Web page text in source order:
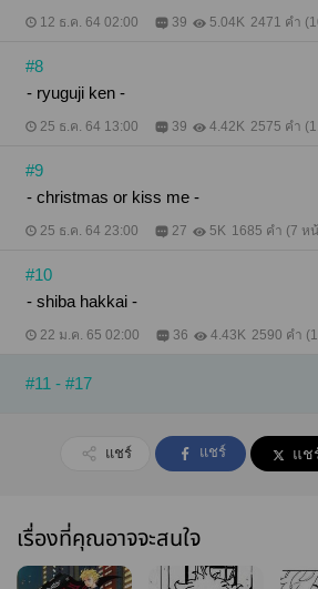
12 ธ.ค. 64 02:00 39 5.04K 2471 คำ
#8
- ryuguji ken -
25 ธ.ค. 64 13:00 39 4.42K 2575 คำ
#9
- christmas or kiss me -
25 ธ.ค. 64 23:00 27 5K 1685 คำ (7 ห
#10
- shiba hakkai -
22 ม.ค. 65 02:00 36 4.43K 2590 คำ
#11 - #17
แชร์ แชร์ แช
เรื่องที่คุณอาจจะสนใจ